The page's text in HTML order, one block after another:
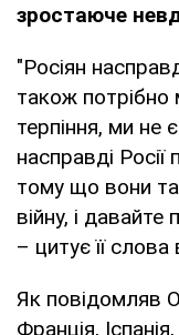
зростаюче
"Росіян
також потрібно
терпіння, ми не
насправді
тому що вони
війну, і
– цитує її
Як повідомляв
Франція,